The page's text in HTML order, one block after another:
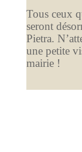
Tous ceux
seront
Pietra.
une petite
mairie !